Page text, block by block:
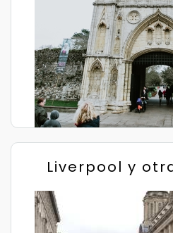
Liverpool y